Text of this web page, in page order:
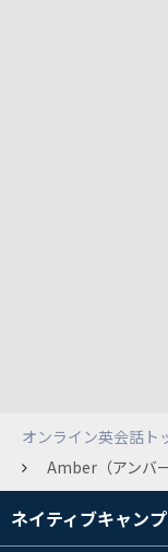
オンライン英会話ト
Amber（アンバ
ネイティブキャンプ